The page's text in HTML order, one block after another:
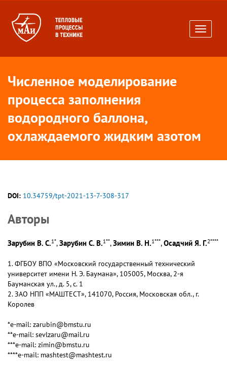
Toggle
Численное моделирование
процесса заполнения
водородного баллона,
охлаждаемого жидким азотом
DOI: 10.34759/tpt-2021-13-7-308-317
Авторы
Зарубин В. С.1*,Зарубин С. В.1**,Зимин В. Н.1***,Осадчий Я. Г.2****
1. ФГБОУ ВПО «Московский государственный технический
университет имени Н. Э. Баумана», 105005, Москва, 2-я
Бауманская ул., д. 5, с. 1
2. ЗАО НПП «МАШТЕСТ», 141070, Россия, Московская обл., г.
Королев
*e-mail: zarubin@bmstu.ru
**e-mail: sevlzaru@mail.ru
***e-mail: zimin@bmstu.ru
****e-mail: mashtest@mashtest.ru